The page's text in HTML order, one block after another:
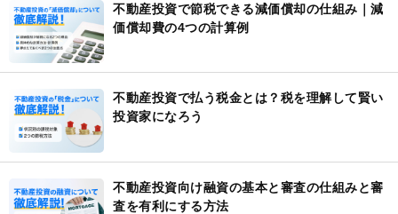
不動産投資で節税できる減価償却の仕組み｜減
価償却費の4つの計算例
不動産投資で払う税金とは？税を理解して賢い
投資家になろう
不動産投資向け融資の基本と審査の仕組みと審
査を有利にする方法